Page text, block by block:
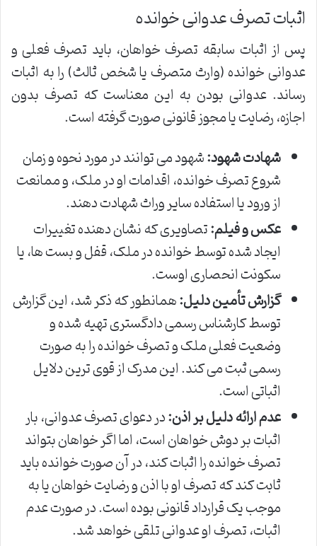
اثبات تصرف عدوانی خوانده
پس از اثبات سابقه تصرف خواهان، باید تصرف فعلی و
عدوانی خوانده (وارث متصرف یا شخص ثالث) را به اثبات
رساند. عدوانی بودن به این معناست که تصرف بدون
اجازه، رضایت یا مجوز قانونی صورت گرفته است.
شهادت شهود:شهود می توانند در مورد نحوه و زمان
شروع تصرف خوانده، اقدامات او در ملک، و ممانعت
از ورود یا استفاده سایر وراث شهادت دهند.
عکس و فیلم:تصاویری که نشان دهنده تغییرات
ایجاد شده توسط خوانده در ملک، قفل و بست ها، یا
سکونت انحصاری اوست.
گزارش تأمین دلیل:همانطور که ذکر شد، این گزارش
توسط کارشناس رسمی دادگستری تهیه شده و
وضعیت فعلی ملک و تصرف خوانده را به صورت
رسمی ثبت می کند. این مدرک از قوی ترین دلایل
اثباتی است.
عدم ارائه دلیل بر اذن:در دعوای تصرف عدوانی، بار
اثبات بر دوش خواهان است، اما اگر خواهان بتواند
تصرف خوانده را اثبات کند، در آن صورت خوانده باید
ثابت کند که تصرف او با اذن و رضایت خواهان یا به
موجب یک قرارداد قانونی بوده است. در صورت عدم
اثبات، تصرف او عدوانی تلقی خواهد شد.